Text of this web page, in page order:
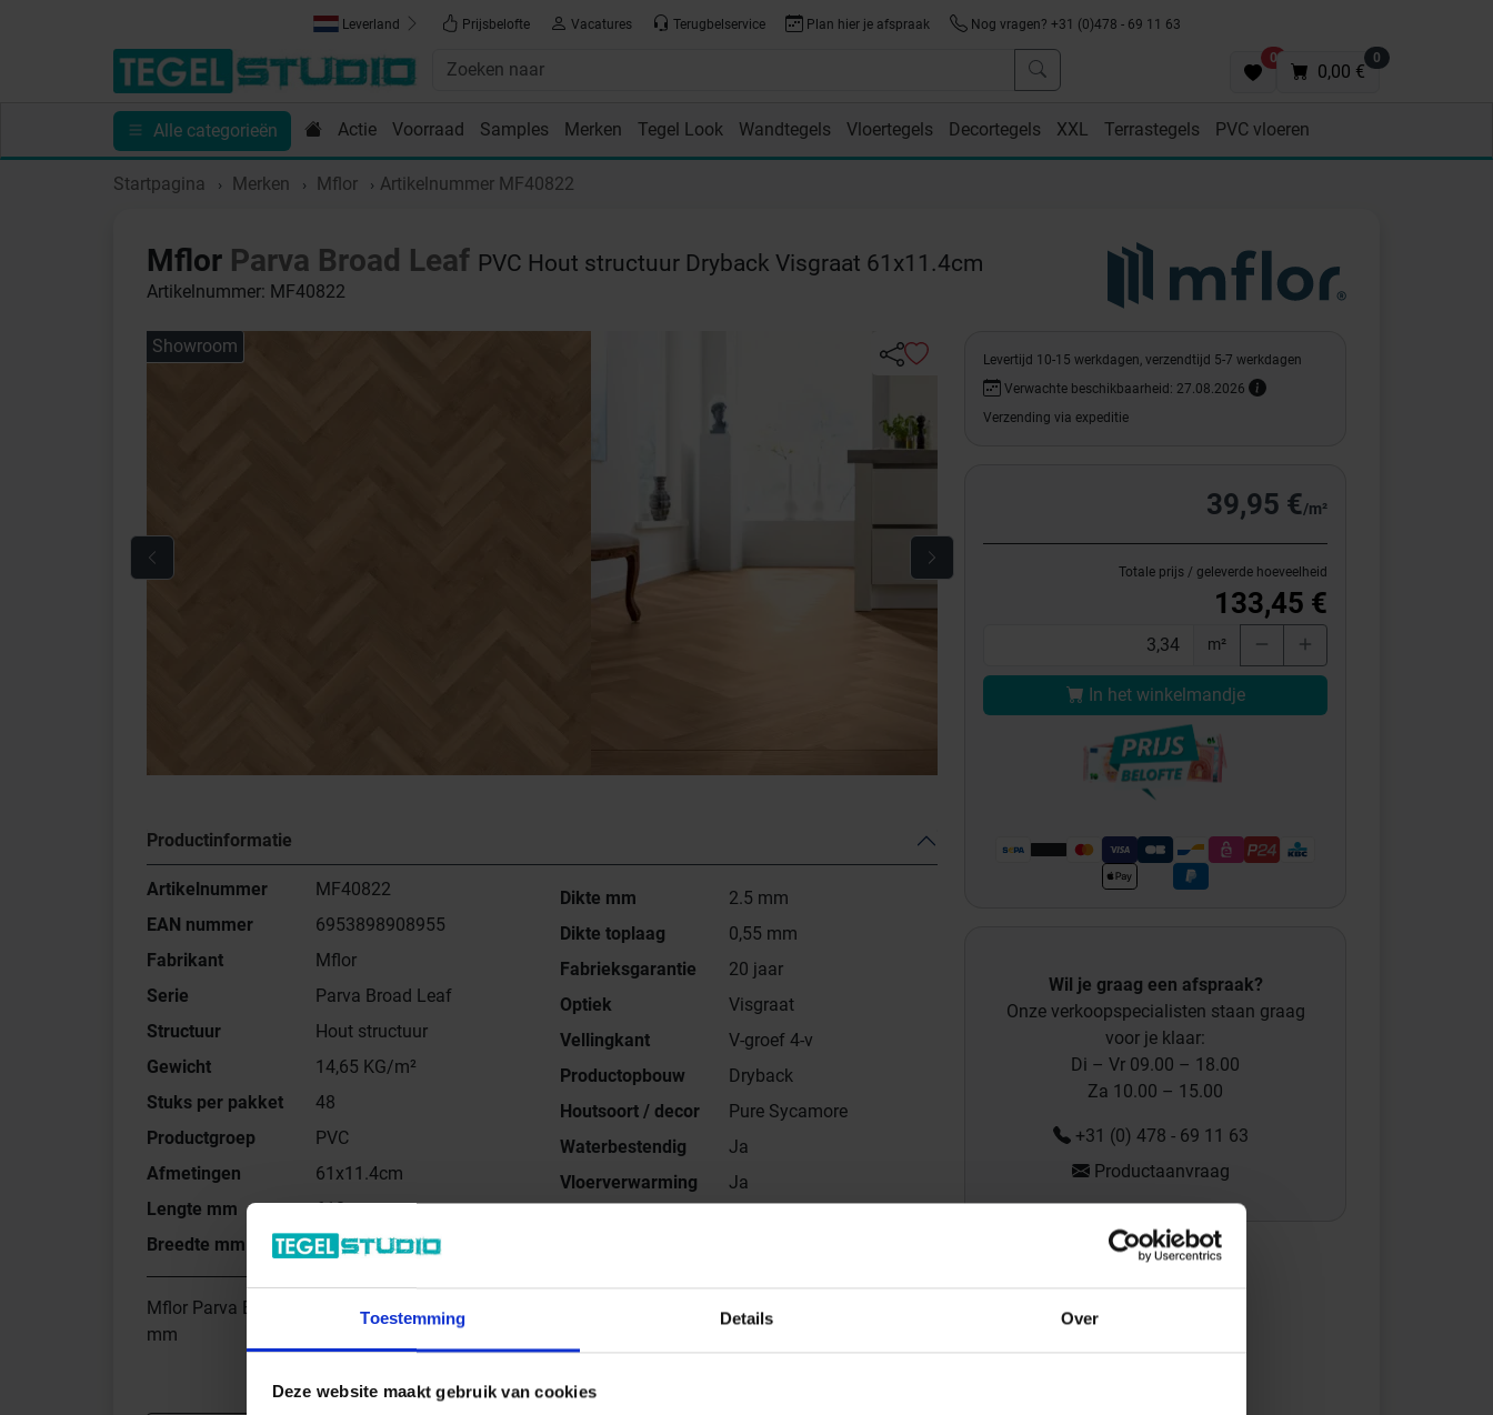
Toestemming Details Over
Deze website maakt gebruik van cookies
Leverland Prijsbelofte Vacatures Terugbelservice Plan hier je afspraak Nog vragen? +31 (0)478 - 69 11 63
0 0
0,00 €
Alle categorieën Actie Voorraad Samples Merken Tegel Look Wandtegels Vloertegels Decortegels XXL Terrastegels PVC vloeren
Toebehoren Sanitair Tips en Inspiratie Showroom
Startpagina Merken Mflor Artikelnummer MF40822
Mflor Parva Broad Leaf PVC Hout structuur Dryback Visgraat 61x11.4cm
Artikelnummer: MF40822
Showroom
Productinformatie
Artikelnummer
MF40822
EAN nummer
6953898908955
Fabrikant
Mflor
Serie
Parva Broad Leaf
Structuur
Hout structuur
Gewicht
14,65 KG/m²
Stuks per pakket
48
Productgroep
PVC
Afmetingen
61x11.4cm
Lengte mm
610 mm
Breedte mm
114 mm
Dikte mm
2.5 mm
Dikte toplaag
0,55 mm
Fabrieksgarantie
20 jaar
Optiek
Visgraat
Vellingkant
V-groef 4-v
Productopbouw
Dryback
Houtsoort / decor
Pure Sycamore
Waterbestendig
Ja
Vloerverwarming
Ja
Mflor Parva Broad Leaf PVC Pure Sycamore Hout structuur Dryback Visgraat 61x11.4cm, Dikte 2.5
mm
Levertijd 10-15 werkdagen, verzendtijd 5-7 werkdagen
Verwachte beschikbaarheid: 27.08.2026
Verzending via expeditie
39,95 €/m²
Totale prijs / geleverde hoeveelheid
133,45 €
m²
In het winkelmandje
Wil je graag een afspraak?
Onze verkoopspecialisten staan graag
voor je klaar:
Di – Vr 09.00 – 18.00
Za 10.00 – 15.00
+31 (0) 478 - 69 11 63
Productaanvraag